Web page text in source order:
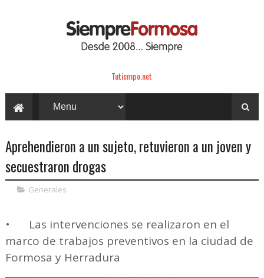
Tutiempo.net
Aprehendieron a un sujeto, retuvieron a un joven y
secuestraron drogas
Generales
•
Las intervenciones se realizaron en el
marco de trabajos preventivos en la ciudad de
Formosa y Herradura